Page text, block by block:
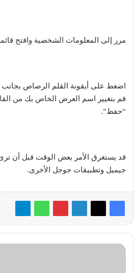
مرر إلى المعلومات الشخصية وافتح
اضغط على أيقونة القلم الرصاص
قم بتغيير اسم العرض الخاص بك من
“حفظ”.
قد يستغرق الأمر بعض الوقت قبل أن
جيميل وتطبيقات جوجل الأخرى.
فيليبس